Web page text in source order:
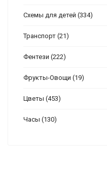
Схемы для детей (334)
Транспорт (21)
Фентези (222)
Фрукты-Овощи (19)
Цветы (453)
Часы (130)